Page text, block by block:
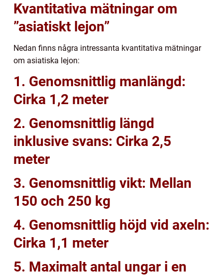
Kvantitativa mätningar om
”asiatiskt lejon”
Nedan finns några intressanta kvantitativa mätningar
om asiatiska lejon:
1. Genomsnittlig manlängd:
Cirka 1,2 meter
2. Genomsnittlig längd
inklusive svans: Cirka 2,5
meter
3. Genomsnittlig vikt: Mellan
150 och 250 kg
4. Genomsnittlig höjd vid axeln:
Cirka 1,1 meter
5. Maximalt antal ungar i en